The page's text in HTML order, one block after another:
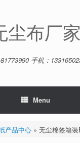
尘布厂家
手机：
Menu
产品中心» 无尘棉签箱